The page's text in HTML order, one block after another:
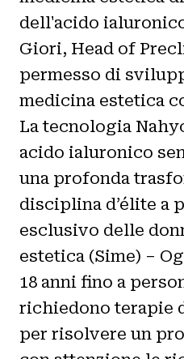
dell'acido
Giori, Head of
permesso di
medicina estetica
La tecnologia
acido ialuronico
una profonda
disciplina d’élite a
esclusivo delle
estetica (Sime) –
18 anni fino a
richiedono terapie
per risolvere un